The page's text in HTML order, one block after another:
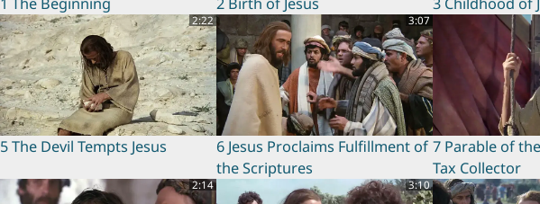
2:22
5 The Devil Tempts Jesus
3:07
6 Jesus Proclaims Fulfillment of
the Scriptures
7 Parable of
Tax Collector
2:14 3:10